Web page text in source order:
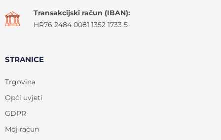
Transakcijski račun (IBAN):
HR76 2484 0081 1352 1733 5
STRANICE
Trgovina
Opći uvjeti
GDPR
Moj račun